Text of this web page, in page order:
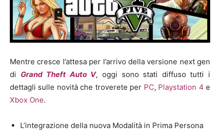
Mentre cresce l’attesa per l’arrivo della versione next gen
di Grand Theft Auto V, oggi sono stati diffuso tutti i
dettagli sulle novità che troverete per PC, Playstation 4 e
Xbox One.
L’integrazione della nuova Modalità in Prima Persona